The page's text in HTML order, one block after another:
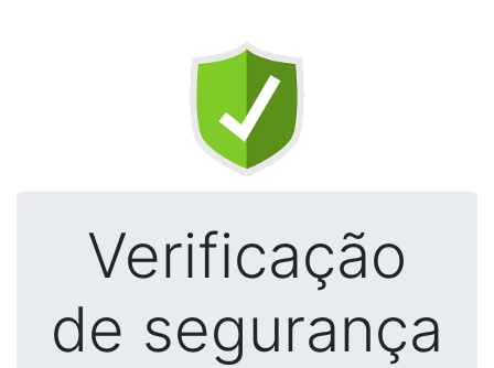
Verificação
de segurança